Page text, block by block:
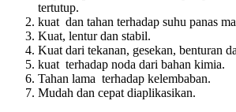
tertutup.
kuat dan tahan terhadap suhu panas
Kuat, lentur dan stabil.
Kuat dari tekanan, gesekan, benturan
kuat terhadap noda dari bahan kimia.
Tahan lama terhadap kelembaban.
Mudah dan cepat diaplikasikan.